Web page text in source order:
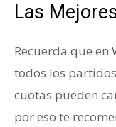
Las
Recuerda que
todos los
cuotas pueden
por eso te